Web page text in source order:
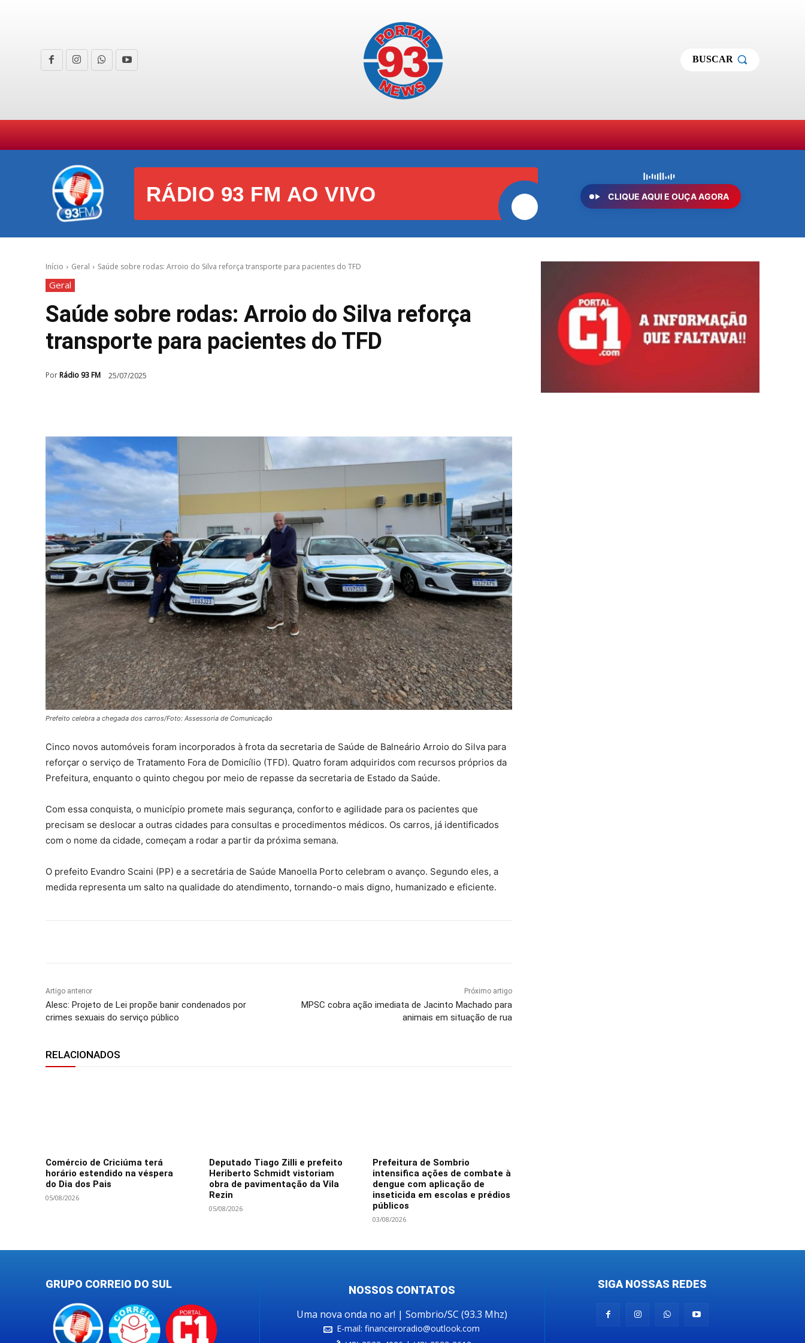
BUSCAR
RÁDIO 93 FM AO VIVO CLIQUE AQUI E OUÇA AGORA
Início Geral Saúde sobre rodas: Arroio do Silva reforça transporte para pacientes do TFD
Geral
Saúde sobre rodas: Arroio do Silva reforça
transporte para pacientes do TFD
PorRádio 93 FM 25/07/2025
Prefeito celebra a chegada dos carros/Foto: Assessoria de Comunicação
Cinco novos automóveis foram incorporados à frota da secretaria de Saúde de Balneário Arroio do Silva para
reforçar o serviço de Tratamento Fora de Domicílio (TFD). Quatro foram adquiridos com recursos próprios da
Prefeitura, enquanto o quinto chegou por meio de repasse da secretaria de Estado da Saúde.
Com essa conquista, o município promete mais segurança, conforto e agilidade para os pacientes que
precisam se deslocar a outras cidades para consultas e procedimentos médicos. Os carros, já identificados
com o nome da cidade, começam a rodar a partir da próxima semana.
O prefeito Evandro Scaini (PP) e a secretária de Saúde Manoella Porto celebram o avanço. Segundo eles, a
medida representa um salto na qualidade do atendimento, tornando-o mais digno, humanizado e eficiente.
Artigo anterior
Alesc: Projeto de Lei propõe banir condenados por
crimes sexuais do serviço público
Próximo artigo
MPSC cobra ação imediata de Jacinto Machado para
animais em situação de rua
RELACIONADOS
Comércio de Criciúma terá
horário estendido na véspera
do Dia dos Pais
05/08/2026
Deputado Tiago Zilli e prefeito
Heriberto Schmidt vistoriam
obra de pavimentação da Vila
Rezin
05/08/2026
Prefeitura de Sombrio
intensifica ações de combate à
dengue com aplicação de
inseticida em escolas e prédios
públicos
03/08/2026
GRUPO CORREIO DO SUL NOSSOS CONTATOS
Uma nova onda no ar! | Sombrio/SC (93.3 Mhz)
E-mail: financeiroradio@outlook.com
SIGA NOSSAS REDES